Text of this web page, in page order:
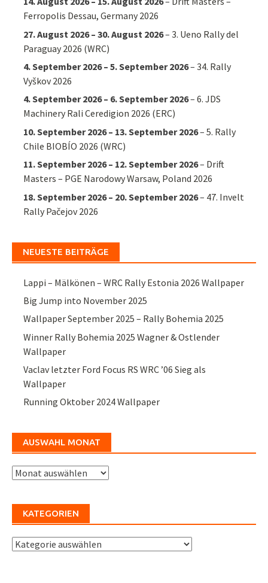
Ferropolis Dessau, Germany 2026
27. August 2026– 30. August 2026–3. Ueno Rally del
Paraguay 2026 (WRC)
4. September 2026– 5. September 2026–34. Rally
Vyškov 2026
4. September 2026– 6. September 2026–6. JDS
Machinery Rali Ceredigion 2026 (ERC)
10. September 2026– 13. September 2026–5. Rally
Chile BIOBÍO 2026 (WRC)
11. September 2026– 12. September 2026– Drift
Masters – PGE Narodowy Warsaw, Poland 2026
18. September 2026– 20. September 2026– 47. Invelt
Rally Pačejov 2026
NEUESTE BEITRÄGE
Lappi – Mälkönen – WRC Rally Estonia 2026 Wallpaper
Big Jump into November 2025
Wallpaper September 2025 – Rally Bohemia 2025
Winner Rally Bohemia 2025 Wagner & Ostlender
Wallpaper
Vaclav letzter Ford Focus RS WRC ’06 Sieg als
Wallpaper
Running Oktober 2024 Wallpaper
AUSWAHL MONAT
Auswahl
KATEGORIEN
Kategorien